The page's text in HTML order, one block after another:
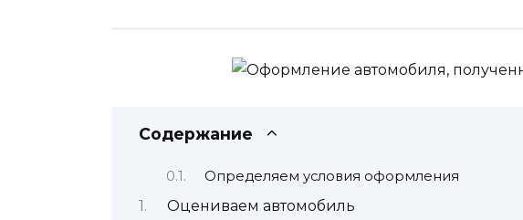
Содержание
Определяем условия оформления
Оцениваем автомобиль